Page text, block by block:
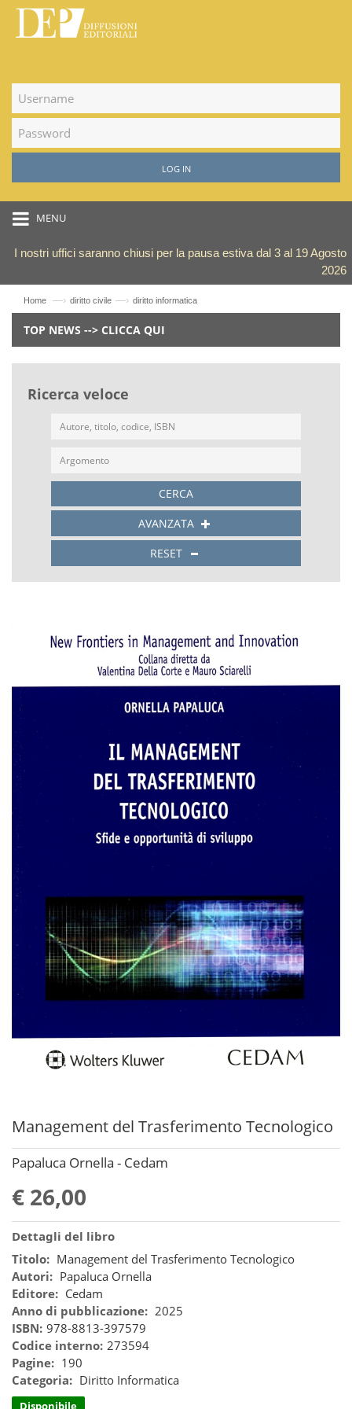
LOG IN
MENU
I nostri uffici saranno chiusi per la pausa estiva dal 3 al 19 Agosto
2026
Home —› diritto civile —› diritto informatica
TOP NEWS --> CLICCA QUI
Ricerca veloce
CERCA
AVANZATA
RESET
Management del Trasferimento Tecnologico
Papaluca Ornella - Cedam
€ 26,00
Dettagli del libro
Titolo: Management del Trasferimento Tecnologico
Autori: Papaluca Ornella
Editore: Cedam
Anno di pubblicazione: 2025
ISBN: 978-8813-397579
Codice interno: 273594
Pagine: 190
Categoria: Diritto Informatica